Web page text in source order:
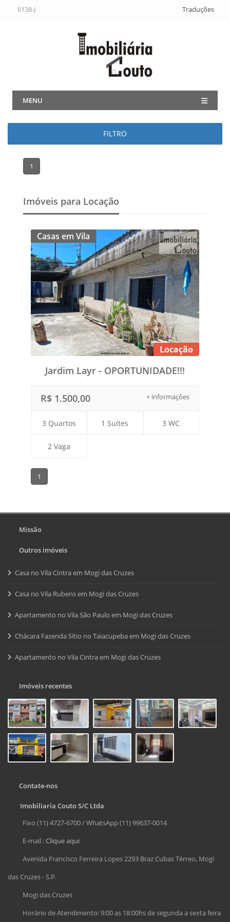
6138-J Traduções
MENU
FILTRO
1
Imóveis para Locação
Casas em Vila
Locação
Jardim Layr - OPORTUNIDADE!!!
+ informações
R$ 1.500,00
3 Quartos 1 Suítes 3 WC
2 Vaga
1
Missão
Outros imóveis
Casa no Vila Cintra em Mogi das Cruzes
Casa no Vila Rubens em Mogi das Cruzes
Apartamento no Vila São Paulo em Mogi das Cruzes
Chácara Fazenda Sítio no Taiacupeba em Mogi das Cruzes
Apartamento no Vila Cintra em Mogi das Cruzes
Imóveis recentes
Contate-nos
Imobiliaria Couto S/C Ltda
Fixo (11) 4727-6700 / WhatsApp (11) 99637-0014
E-mail :Clique aqui
Avenida Francisco Ferreira Lopes 2293 Braz Cubas Térreo, Mogi
das Cruzes - S.P.
Mogi das Cruzes
Horário de Atendimento: 9:00 as 18:00hs de segunda a sexta feira